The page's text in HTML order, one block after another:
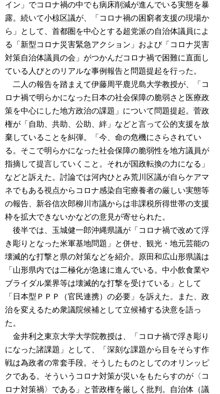
イン」でコロナ禍の中でも病床削減が進んでいる実態を暴
露。続いて小椋区議が、「コロナ禍の困窮者支援の現場か
ら」として、首都圏を中心とする超党派の自治体議員によ
る「新型コロナ災害緊急アクション」および「コロナ災害
対策自治体議員の会」がつかんだコロナ禍で困難に直面し
ている人びとのリアルな事例報告と問題提起を行った。
二人の報告を踏まえて伊藤周平鹿児島大学教授が、「コ
ロナ禍で明らかになった日本の社会保障の脆弱さと医療政
策を中心にした地方政治の課題」について問題提起。菅政
権が「自助、共助、公助、絆」などと言って公的支援を放
棄していることを糾弾。「今、命の危機にさらされてい
る。そこで明らかになった社会保障の脆弱性を地方議員が
指摘して提言していくこと。それが国政転換の力になる」
などと訴えた。討論では河内ひとみ荒川区議が自らケアマ
ネでもある視点からコロナ感染自宅療養者の厳しい実態等
の報告、新谷信次郎柳川市議からは非課税所得世帯の支援
枠を拡大できないかなどの意見が寄せられた。
後半では、玉城健一郎沖縄県議が「コロナ禍で改めて浮
き彫りとなった米軍基地問題」と併せ、観光・地元芸能の
壊滅的な打撃と県の対策などを紹介。原田和広山形県議は
「山形県内では二極化が急速に進んでいる。中小飲食業や
ブライダル業界等は壊滅的な打撃を受けている」として
「日本型ＰＰＰ（官民連携）の必要」を訴えた。また、政
治を変えるため衆議院候補として立候補する決意を語っ
た。
金井利之東京大学大学院教授は、「コロナ禍で浮き彫り
になった諸課題」として、「深刻な課題から目をそらす作
戦は為政者の常套手段。そうしたものとしてのオリンッピ
クである。そういうコロナ対策が災いをもたらすのが〈コ
ロナ対策禍〉である」と菅政権を厳しく批判。自治体（議